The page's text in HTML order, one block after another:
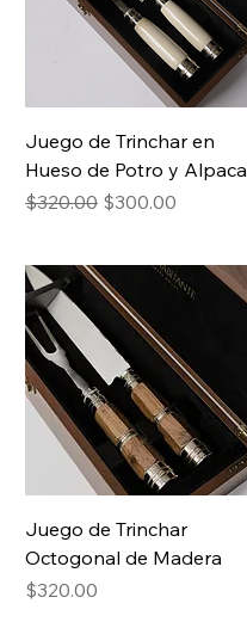
Juego de Trinchar en
Hueso de Potro y Alpaca
Regular Price
$320.00 Sale Price
$300.00
Juego de Trinchar
Octogonal de Madera
Price
$320.00